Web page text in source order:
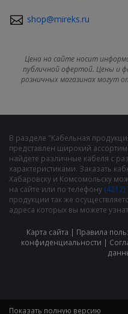
shop@mireks.ru
Цена на сайте носит
публичной офертой. Цены и
розничных магазинах могут
В разделе "Кабельная
представлен широкий
найдете различные кабеля с
характеристиками. Заказать
Хабаровску и Комсомольску
на сайте или по телефону (4212)
продукции так же
адреса которых вы можете
Карта сайта | Правила
конфиденциальности |
Показать полную версию